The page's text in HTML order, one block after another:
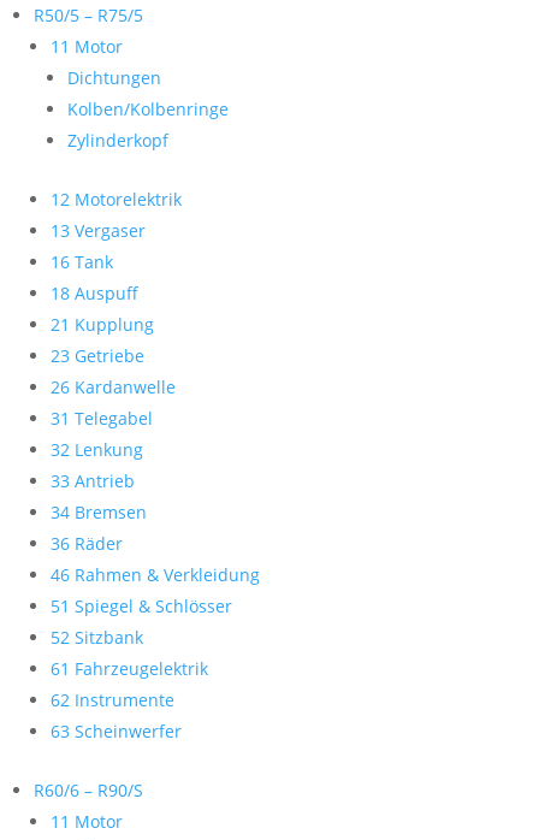
R50/5 – R75/5
11 Motor
Dichtungen
Kolben/Kolbenringe
Zylinderkopf
12 Motorelektrik
13 Vergaser
16 Tank
18 Auspuff
21 Kupplung
23 Getriebe
26 Kardanwelle
31 Telegabel
32 Lenkung
33 Antrieb
34 Bremsen
36 Räder
46 Rahmen & Verkleidung
51 Spiegel & Schlösser
52 Sitzbank
61 Fahrzeugelektrik
62 Instrumente
63 Scheinwerfer
R60/6 – R90/S
11 Motor